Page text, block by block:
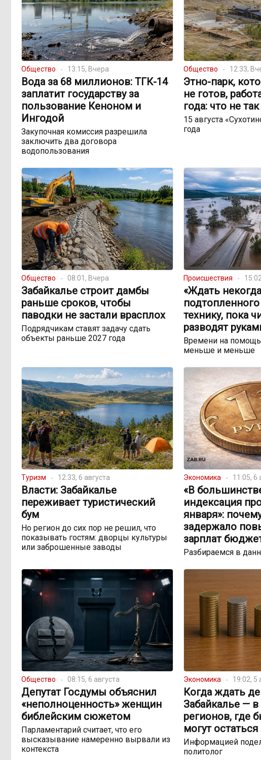
Общество 13:15, Вчера
Вода за 68 миллионов: ТГК-14
заплатит государству за
пользование Кеноном и
Ингодой
Закупочная комиссия разрешила
заключить два договора
водопользования
Общество 12:33,
Этно-парк,
не готов,
года: что не
15 августа
года
Общество 08:01, Вчера
Забайкалье строит дамбы
раньше сроков, чтобы
паводки не застали врасплох
Подрядчикам ставят задачу сдать
объекты раньше 2027 года
Происшествия
«Ждать
технику, пока
разводят
Времени на помощь
меньше и меньше
Туризм 12:33, 6 августа
Власти: Забайкалье
переживает туристический
бум
Но регион до сих пор не решил, что
показывать гостям: дворцы культуры
или заброшенные заводы
Экономика 11:05, 6
«В
индексация
января»:
задержало
зарплат
Разбираемся в
Общество 08:15, 6 августа
Депутат Госдумы объяснил
«неполноценность» женщин
библейским сюжетом
Парламентарий считает, что его
высказывание намеренно вырвали из
контекста
Экономика 19:02, 5
Когда ждать
Забайкалье —
регионов, где
могут
Информацией
политолог